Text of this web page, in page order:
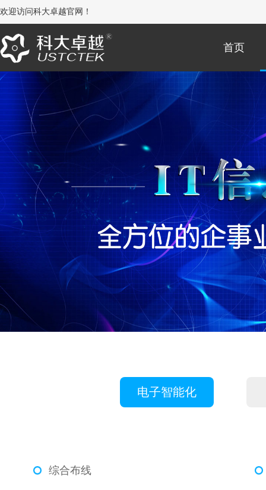
欢迎访问科大卓越官网！
首页
电子智能化
综合布线